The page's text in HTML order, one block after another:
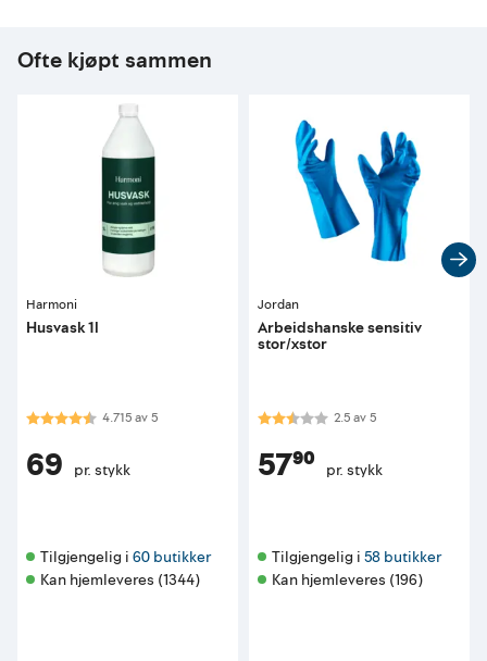
Ofte kjøpt sammen
Harmoni
Husvask 1l
Karakter:4.7 av 5 mulige
4.715av5
69 pr. stykk
Tilgjengelig i 60 butikker
Kan hjemleveres (1344)
Jordan
Arbeidshanske sensitiv
stor/xstor
Karakter:2.5 av 5 mulige
2.5av5
57⁹⁰ pr. stykk
Tilgjengelig i 58 butikker
Kan hjemleveres (196)